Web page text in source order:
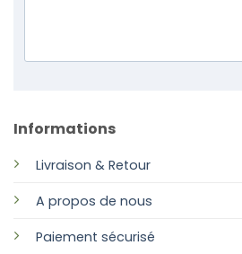
Informations
Livraison & Retour
A propos de nous
Paiement sécurisé